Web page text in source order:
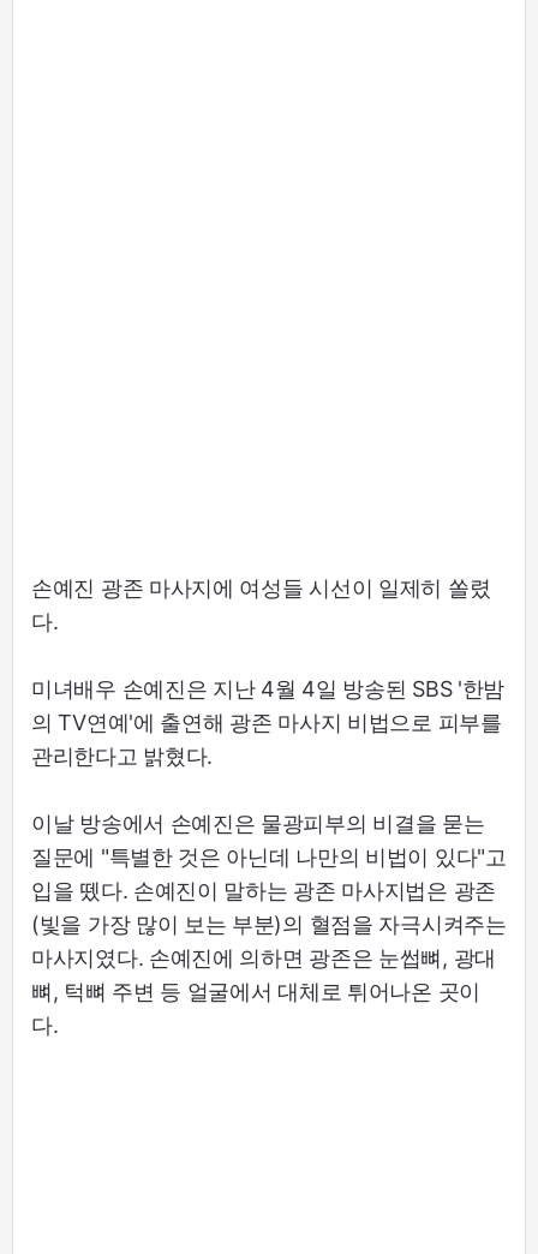
손예진 광존 마사지에 여성들 시선이 일제히 쏠렸
다.
미녀배우 손예진은 지난 4월 4일 방송된 SBS '한밤
의 TV연예'에 출연해 광존 마사지 비법으로 피부를
관리한다고 밝혔다.
이날 방송에서 손예진은 물광피부의 비결을 묻는
질문에 "특별한 것은 아닌데 나만의 비법이 있다"고
입을 뗐다. 손예진이 말하는 광존 마사지법은 광존
(빛을 가장 많이 보는 부분)의 혈점을 자극시켜주는
마사지였다. 손예진에 의하면 광존은 눈썹뼈, 광대
뼈, 턱뼈 주변 등 얼굴에서 대체로 튀어나온 곳이
다.